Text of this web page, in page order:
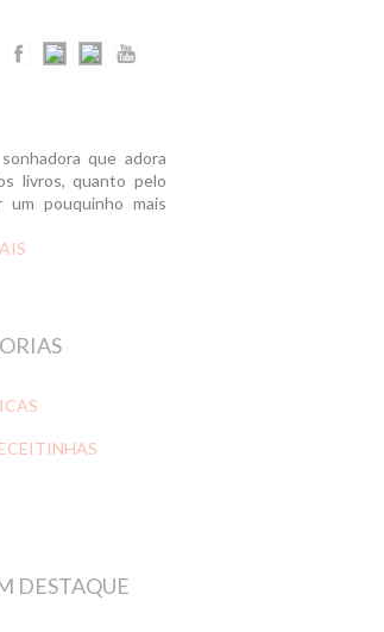
que adora
livros, quanto pelo
um pouquinho mais
DESTAQUE